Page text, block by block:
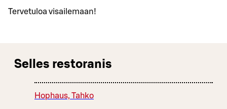
Tervetuloa visailemaan!
Selles restoranis
Hophaus, Tahko